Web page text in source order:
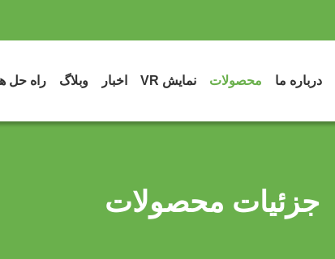
درباره ما محصولات نمایش VR اخبار وبلاگ راه حل
جزئیات محصولات